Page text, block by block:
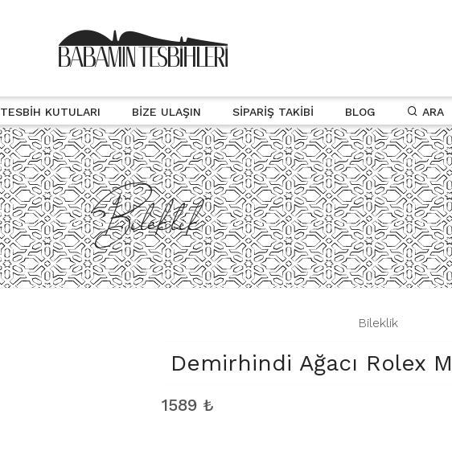
TESBIH KUTULARI BIZE ULAŞIN SIPARIŞ TAKIBI BLOG ARA
Bileklik
Bileklik
Demirhindi Ağacı Rolex
1589 ₺